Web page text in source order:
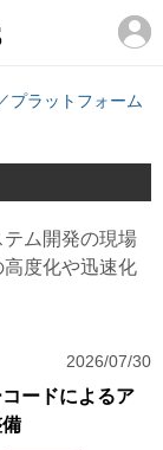
プラットフォーム
テム開発の現場
度化や迅速化
2026/07/30
ードによるア